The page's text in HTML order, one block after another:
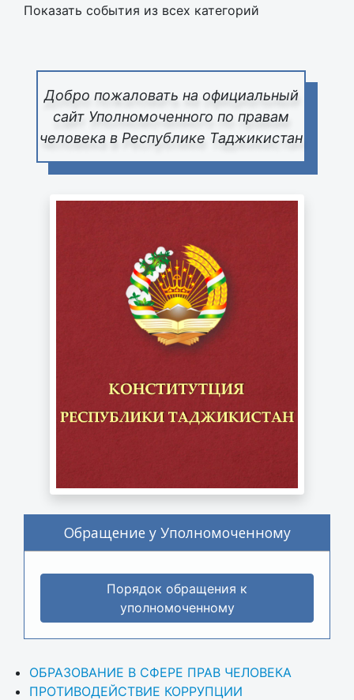
Добро пожаловать на официальный
сайт Уполномоченного по правам
человека в Республике Таджикистан
Обращение у Уполномоченному
Порядок обращения к
уполномоченному
ОБРАЗОВАНИЕ В СФЕРЕ ПРАВ ЧЕЛОВЕКА
ПРОТИВОДЕЙСТВИЕ КОРРУПЦИИ
Показать события из всех категорий